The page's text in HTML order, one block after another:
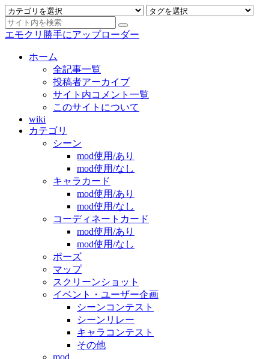
エモクリ勝手にアップローダー
ホーム
全記事一覧
投稿者アーカイブ
サイト内コメント一覧
このサイトについて
wiki
カテゴリ
シーン
mod使用/あり
mod使用/なし
キャラカード
mod使用/あり
mod使用/なし
コーディネートカード
mod使用/あり
mod使用/なし
ポーズ
マップ
スクリーンショット
イベント・ユーザー企画
シーンコンテスト
シーンリレー
キャラコンテスト
その他
mod